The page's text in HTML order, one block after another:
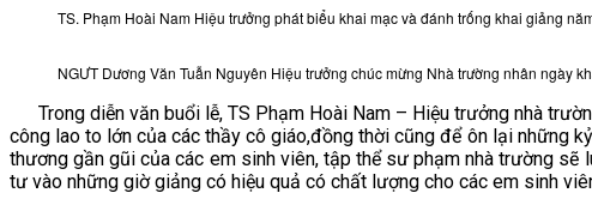
THƯ VIỆN
TS. Phạm Hoài Nam Hiệu trưởng phát biểu khai mạc và đánh trống khai giảng
NGƯT Dương Văn Tuẫn Nguyên Hiệu trưởng chúc mừng Nhà trường nhân ngày
Trong diễn văn buổi lễ, TS Phạm Hoài Nam – Hiệu trưởng nhà
công lao to lớn của các thầy cô giáo,đồng thời cũng để ôn lại những
thương gần gũi của các em sinh viên, tập thể sư phạm nhà trường sẽ
tư vào những giờ giảng có hiệu quả có chất lượng cho các em sinh